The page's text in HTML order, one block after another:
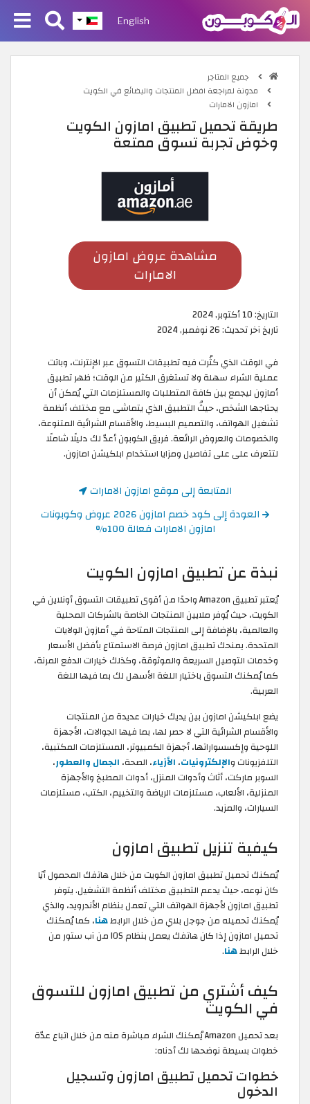
English
جميع المتاجر
مدونة لمراجعة افضل المنتجات والبضائع في الكويت
امازون الامارات
طريقة تحميل تطبيق امازون الكويت
وخوض تجربة تسوق ممتعة
مشاهدة عروض امازون
الامارات
التاريخ:10 أكتوبر, 2024
تاريخ آخر تحديث:26 نوفمبر, 2024
في الوقت الذي كثُرت فيه تطبيقات التسوق عبر الإنترنت، وباتت
عملية الشراء سهلة ولا تستغرق الكثير من الوقت؛ ظهر تطبيق
أمازون ليجمع بين كافة المتطلبات والمستلزمات التي يُمكن أن
يحتاجها الشخص، حيثُ التطبيق الذي يتماشى مع مختلف أنظمة
تشغيل الهواتف، والتصميم البسيط، والأقسام الشرائية المتنوعة،
والخصومات والعروض الرائعة. فريق الكوبون أعدّ لك دليلًا شاملًا
لتتعرف على على تفاصيل ومزايا استخدام ابلكيشن امازون.
المتابعة إلى موقع امازون الامارات
العودة إلى كود خصم امازون 2026 عروض وكوبونات
امازون الامارات فعالة 100%
نبذة عن تطبيق امازون الكويت
يُعتبر تطبيق Amazon واحدًا من أقوى تطبيقات التسوق أونلاين في
الكويت، حيث يُوفر ملايين المنتجات الخاصة بالشركات المحلية
والعالمية، بالإضافة إلى المنتجات المتاحة في أمازون الولايات
المتحدة. يمنحك تطبيق امازون فرصة الاستمتاع بأفضل الأسعار
وخدمات التوصيل السريعة والموثوقة، وكذلك خيارات الدفع المرنة،
كما يُمكنك التسوق باختيار اللغة الأسهل لك بما فيها اللغة
العربية.
يضع ابلكيشن امازون بين يديك خيارات عديدة من المنتجات
والأقسام الشرائية التي لا حصر لها، بما فيها الجوالات، الأجهزة
اللوحية وإكسسواراتها، أجهزة الكمبيوتر، المستلزمات المكتبية،
التلفزيونات والإلكترونيات، الأزياء، الصحة، الجمال والعطور،
السوبر ماركت، أثاث وأدوات المنزل، أدوات المطبخ والأجهزة
المنزلية، الألعاب، مستلزمات الرياضة والتخييم، الكتب، مستلزمات
السيارات، والمزيد.
كيفية تنزيل تطبيق امازون
يُمكنك تحميل تطبيق امازون الكويت من خلال هاتفك المحمول أيًا
كان نوعه، حيث يدعم التطبيق مختلف أنظمة التشغيل. يتوفر
تطبيق امازون لأجهزة الهواتف التي تعمل بنظام الأندرويد، والذي
يُمكنك تحميله من جوجل بلاي من خلال الرابطهنا، كما يُمكنك
تحميل امازون إذا كان هاتفك يعمل بنظام IOS من آب ستور من
خلال الرابطهنا.
كيف أشتري من تطبيق امازون للتسوق
في الكويت
بعد تحميل Amazon يُمكنك الشراء مباشرة منه من خلال اتباع عدّة
خطوات بسيطة نوضحها لك أدناه:
خطوات تحميل تطبيق امازون وتسجيل
الدخول